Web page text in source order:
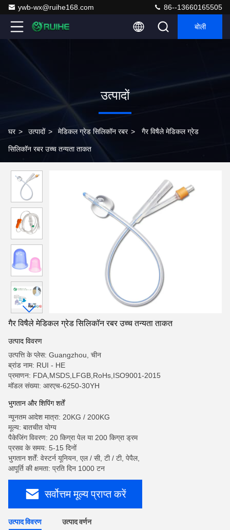
ywb-wx@ruihe168.com 86--13660165505
बोली
उत्पादों
घर > उत्पादों > मेडिकल ग्रेड सिलिकॉन रबर > गैर विषैले मेडिकल ग्रेड
सिलिकॉन रबर उच्च तन्यता ताकत
गैर विषैले मेडिकल ग्रेड सिलिकॉन रबर उच्च तन्यता ताकत
उत्पाद विवरण
उत्पत्ति के प्लेस: Guangzhou, चीन
ब्रांड नाम: RUI - HE
प्रमाणन: FDA,MSDS,LFGB,RoHs,ISO9001-2015
मॉडल संख्या: आरएच-6250-30YH
भुगतान और शिपिंग शर्तें
न्यूनतम आदेश मात्रा: 20KG / 200KG
मूल्य: बातचीत योग्य
पैकेजिंग विवरण: 20 किग्रा पेल या 200 किग्रा ड्रम
प्रसव के समय: 5-15 दिनों
भुगतान शर्तें: वेस्टर्न यूनियन, एल / सी, टी / टी, पेपैल,
आपूर्ति की क्षमता: प्रति दिन 1000 टन
सर्वोत्तम मूल्य प्राप्त करें
उत्पाद विवरण उत्पाद वर्णन